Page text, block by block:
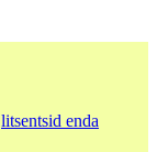
litsentsid enda